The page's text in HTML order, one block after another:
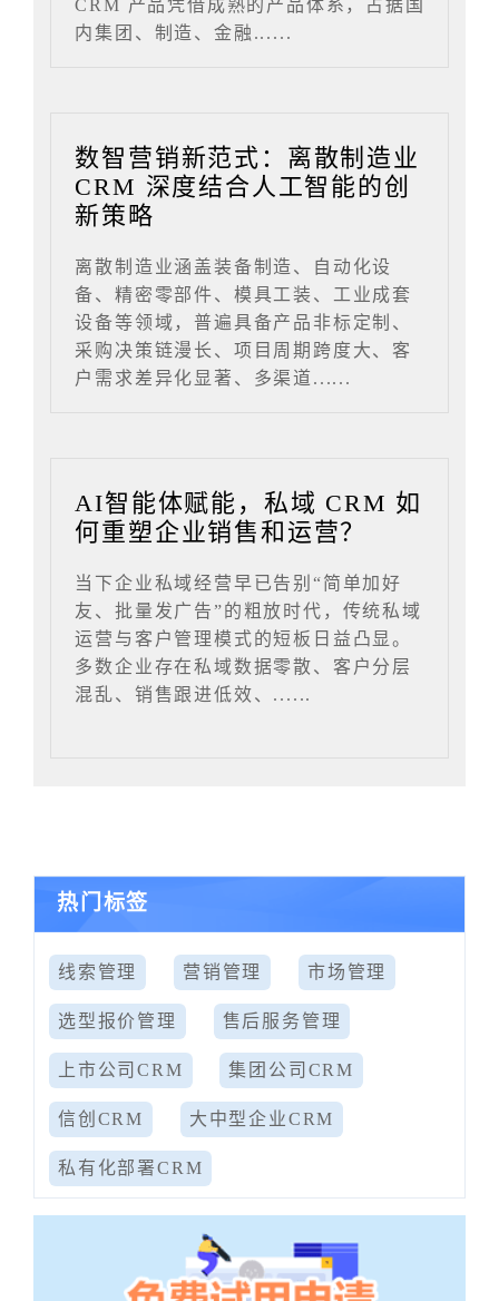
CRM 产品凭借成熟的产品体系，占据国
内集团、制造、金融......
数智营销新范式：离散制造业
CRM 深度结合人工智能的创
新策略
离散制造业涵盖装备制造、自动化设
备、精密零部件、模具工装、工业成套
设备等领域，普遍具备产品非标定制、
采购决策链漫长、项目周期跨度大、客
户需求差异化显著、多渠道......
AI智能体赋能，私域 CRM 如
何重塑企业销售和运营？
当下企业私域经营早已告别“简单加好
友、批量发广告”的粗放时代，传统私域
运营与客户管理模式的短板日益凸显。
多数企业存在私域数据零散、客户分层
混乱、销售跟进低效、......
热门标签
线索管理 营销管理 市场管理
选型报价管理 售后服务管理
上市公司CRM 集团公司CRM
信创CRM 大中型企业CRM
私有化部署CRM